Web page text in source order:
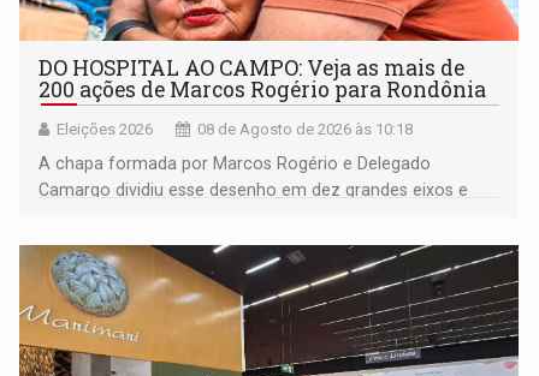
DO HOSPITAL AO CAMPO: Veja as mais de
200 ações de Marcos Rogério para Rondônia
Eleições 2026 08 de Agosto de 2026 às 10:18
A chapa formada por Marcos Rogério e Delegado
Camargo dividiu esse desenho em dez grandes eixos e